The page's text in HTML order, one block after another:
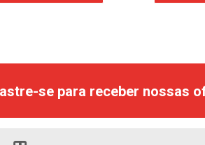
se para receber nossas